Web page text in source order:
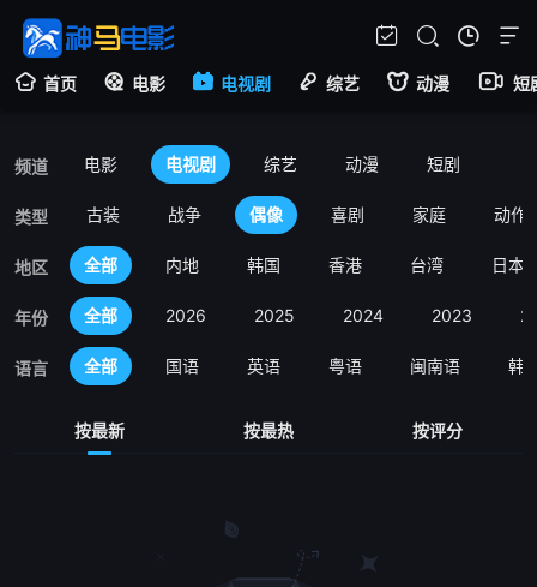
首页 电影 电视剧 综艺 动漫 短
频道 电影 电视剧 综艺 动漫 短剧
类型
全部 古装 战争 偶像 喜剧 家庭 动作
地区 全部 内地 韩国 香港 台湾 日本
年份 全部 2026 2025 2024 2023
语言 全部 国语 英语 粤语 闽南语 韩
按最新 按最热 按评分